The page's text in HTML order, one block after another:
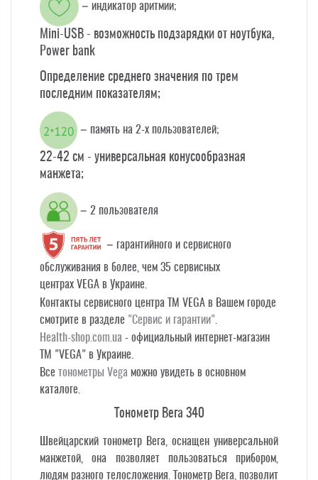
– индикатор аритмии;
Mini-USB - возможность подзарядки от ноутбука,
Power bank
Определение среднего значения по трем
последним показателям;
– память на 2-х пользователей;
22-42 см - универсальная конусообразная
манжета;
– 2 пользователя
– гарантийного и сервисного
обслуживания в более, чем 35 сервисных
центрах VEGA в Украине.
Контакты сервисного центра ТМ VEGA в Вашем городе
смотрите в разделе "Сервис и гарантии"
Health-shop.com.ua - официальный интернет-магазин
TM "VEGA" в Украине.
Все тонометры Vega можно увидеть в основном
каталоге.
Тонометр Вега 340
Швейцарский тонометр Вега, оснащен универсальной
манжетой, она позволяет пользоваться прибором,
людям разного телосложения. Тонометр Вега, позволит